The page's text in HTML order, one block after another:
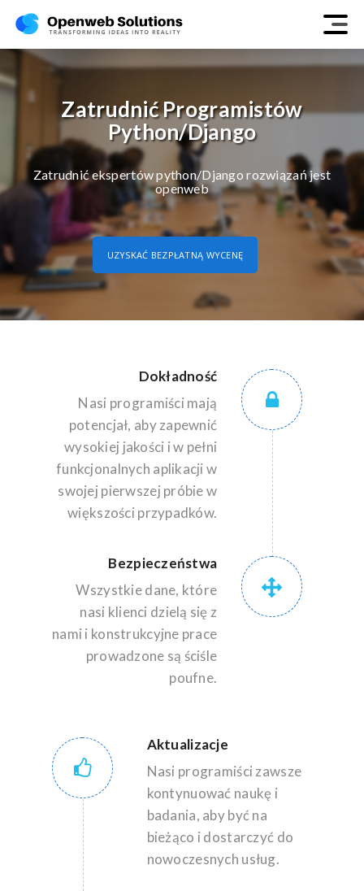
Zatrudnić Programistów
Python/Django
Zatrudnić ekspertów python/Django rozwiązań jest
openweb
UZYSKAĆ BEZPŁATNĄ WYCENĘ
Dokładność
Nasi programiści mają
potencjał, aby zapewnić
wysokiej jakości i w pełni
funkcjonalnych aplikacji w
swojej pierwszej próbie w
większości przypadków.
Bezpieczeństwa
Wszystkie dane, które
nasi klienci dzielą się z
nami i konstrukcyjne prace
prowadzone są ściśle
poufne.
Aktualizacje
Nasi programiści zawsze
kontynuować naukę i
badania, aby być na
bieżąco i dostarczyć do
nowoczesnych usług.